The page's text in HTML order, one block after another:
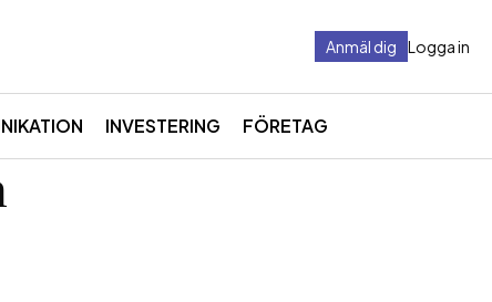
Logga in
Anmäl dig
INVESTERING FÖRETAG